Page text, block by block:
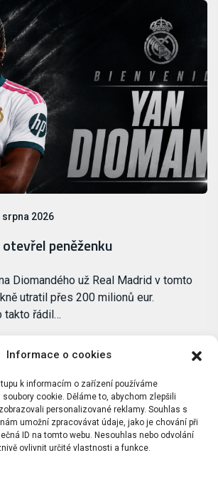
Informace o cookies
k informacím o zařízení používáme
cookie. Děláme to, abychom zlepšili
personalizované reklamy. Souhlas s
umožní zpracovávat údaje, jako je chování při
ID na tomto webu. Nesouhlas nebo odvolání
ovlivnit určité vlastnosti a funkce.
srpna 2026
peněženku
Diomandého už Real Madrid v tomto
utratil přes 200 milionů eur.
takto řádil…